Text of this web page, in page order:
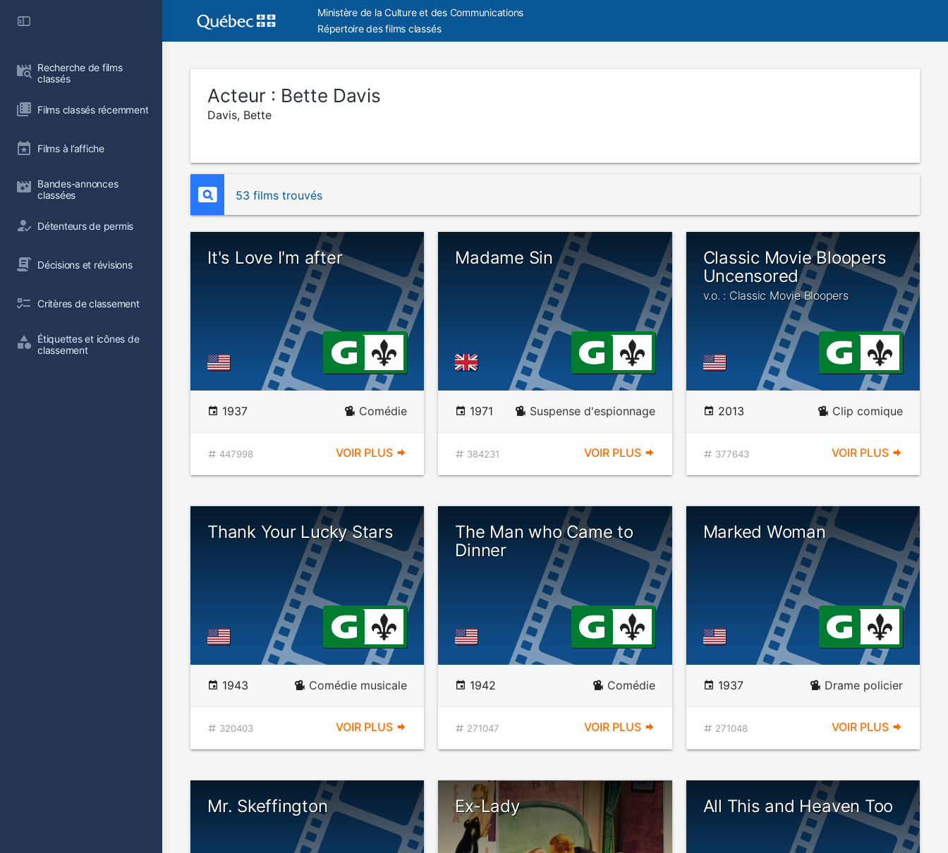
Recherche de films
classés
Films classés récemment
Films à l’affiche
Bandes-annonces
classées
Détenteurs de permis
Décisions et révisions
Critères de classement
Étiquettes et icônes de
classement
Ministère de la Culture et des Communications
Répertoire des films classés
Acteur : Bette Davis
Davis, Bette
53 films trouvés
It's Love I'm after
1937 Comédie
447998 VOIR PLUS
Madame Sin
1971 Suspense d'espionnage
384231 VOIR PLUS
Classic Movie Bloopers
Uncensored
v.o. : Classic Movie Bloopers
2013 Clip comique
377643 VOIR PLUS
Thank Your Lucky Stars
1943 Comédie musicale
320403 VOIR PLUS
The Man who Came to
Dinner
1942 Comédie
271047 VOIR PLUS
Marked Woman
1937 Drame policier
271048 VOIR PLUS
Mr. Skeffington Ex-Lady All This and Heaven Too